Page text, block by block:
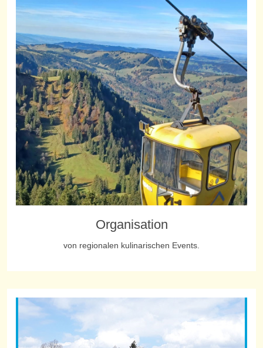
Organisation
von regionalen kulinarischen Events.